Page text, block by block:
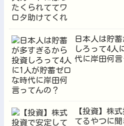
日本人は貯
しろって4人
代に岸田何言
【投資】株
てるやつに